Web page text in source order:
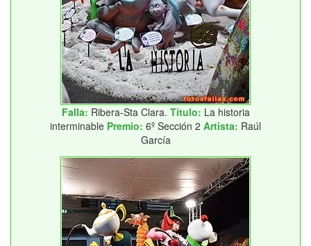
Falla: Ribera-Sta Clara. Título: La historia
interminable Premio: 6º Sección 2 Artista: Raúl
García